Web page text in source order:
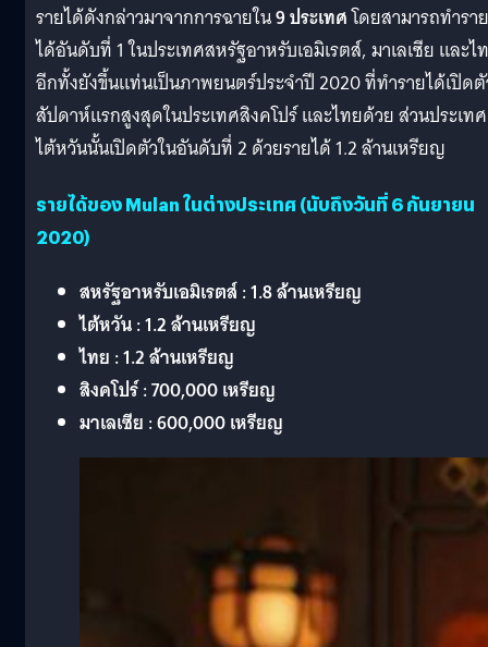
รายได้ดังกล่าวมาจากการฉายใน9 ประเทศโดยสามารถทำราย
ได้อันดับที่ 1 ในประเทศสหรัฐอาหรับเอมิเรตส์, มาเลเซีย และไ
อีกทั้งยังขึ้นแท่นเป็นภาพยนตร์ประจำปี 2020 ที่ทำรายได้เปิด
สัปดาห์แรกสูงสุดในประเทศสิงคโปร์ และไทยด้วย ส่วนประเทศ
ไต้หวันนั้นเปิดตัวในอันดับที่ 2 ด้วยรายได้ 1.2 ล้านเหรียญ
รายได้ของ Mulan ในต่างประเทศ (นับถึงวันที่ 6 กันยายน
2020)
สหรัฐอาหรับเอมิเรตส์ : 1.8 ล้านเหรียญ
ไต้หวัน : 1.2 ล้านเหรียญ
ไทย : 1.2 ล้านเหรียญ
สิงคโปร์ : 700,000 เหรียญ
มาเลเซีย : 600,000 เหรียญ